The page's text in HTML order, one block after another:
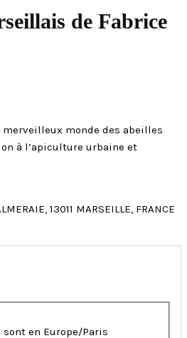
de Fabrice
merveilleux monde des abeilles
à l’apiculture urbaine et
13011 MARSEILLE, FRANCE
sont en Europe/Paris